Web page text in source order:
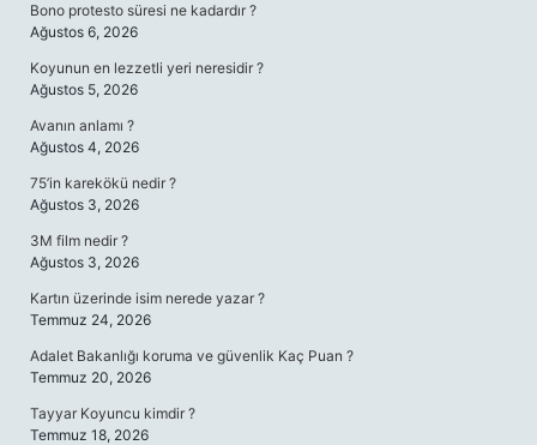
Bono protesto süresi ne kadardır ?
Ağustos 6, 2026
Koyunun en lezzetli yeri neresidir ?
Ağustos 5, 2026
Avanın anlamı ?
Ağustos 4, 2026
75’in karekökü nedir ?
Ağustos 3, 2026
3M film nedir ?
Ağustos 3, 2026
Kartın üzerinde isim nerede yazar ?
Temmuz 24, 2026
Adalet Bakanlığı koruma ve güvenlik Kaç Puan ?
Temmuz 20, 2026
Tayyar Koyuncu kimdir ?
Temmuz 18, 2026